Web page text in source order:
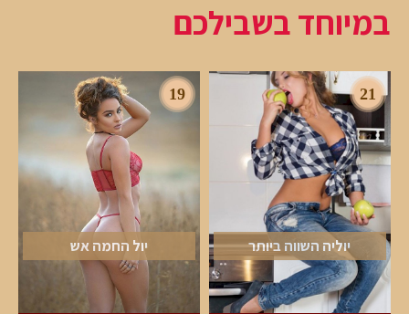
במיוחד בשבילכם
21
יוליה השווה ביותר
19
יול החמה אש